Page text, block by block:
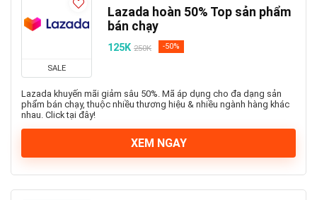
SALE
Lazada hoàn 50% Top sản phẩm
bán chạy
125K 250K -50%
Lazada khuyến mãi giảm sâu 50%. Mã áp dụng cho đa dạng sản
phẩm bán chạy, thuộc nhiều thương hiệu & nhiều ngành hàng khác
nhau. Click tại đây!
XEM NGAY